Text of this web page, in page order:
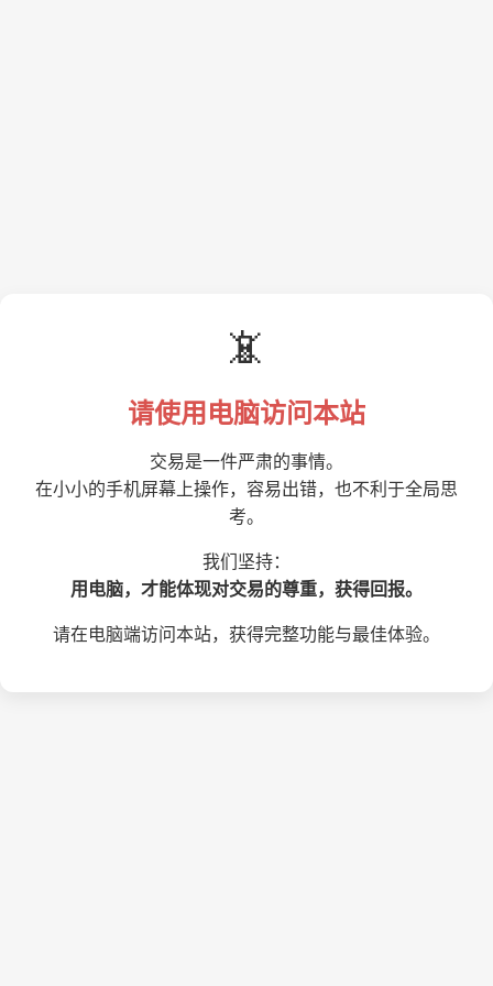
📵
请使用电脑访问本站
交易是一件严肃的事情。
在小小的手机屏幕上操作，容易出错，也不利于全局思
考。
我们坚持：
用电脑，才能体现对交易的尊重，获得回报。
请在电脑端访问本站，获得完整功能与最佳体验。